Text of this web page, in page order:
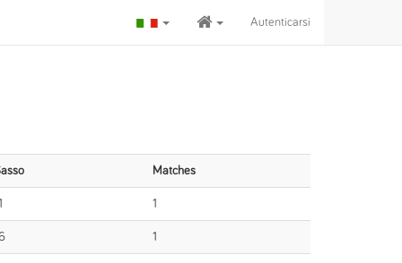
Autenticarsi
Matches
1
1